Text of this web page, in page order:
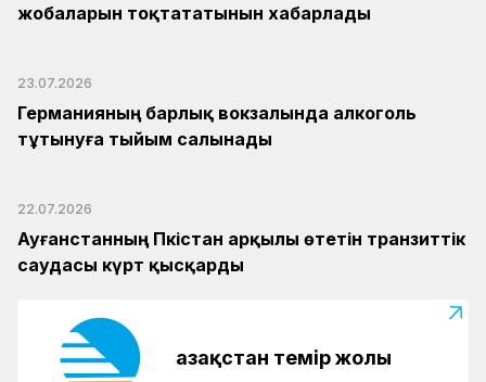
жобаларын тоқтататынын хабарлады
23.07.2026
Германияның барлық вокзалында алкоголь
тұтынуға тыйым салынады
22.07.2026
Ауғанстанның Пәкістан арқылы өтетін транзиттік
саудасы күрт қысқарды
Қазақстан темір жолы